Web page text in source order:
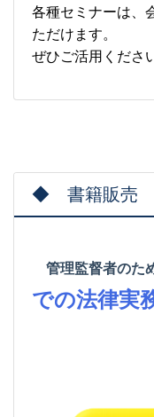
各種セミナーは、
ただけます。
ぜひご活用くださ
◆ 書籍販売
管理監督者のた
での法律実
安西